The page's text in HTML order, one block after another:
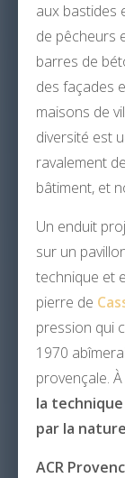
aux bastides
de pêcheurs
barres de
des façades
maisons de
diversité est
ravalement
bâtiment, et
Un enduit
sur un
technique et
pierre de
pression qui
1970
provençale.
la
par la
ACR